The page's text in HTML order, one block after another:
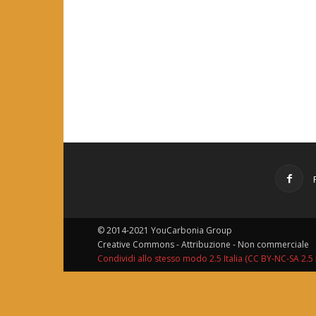
© 2014-2021 YouCarbonia Group
Creative Commons - Attribuzione - Non commerciale
Condividi allo stesso modo 2.5 Italia (CC BY-NC-SA 2.5